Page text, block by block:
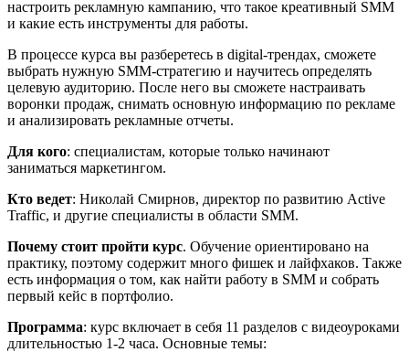
настроить рекламную кампанию, что такое креативный SMM
и какие есть инструменты для работы.
В процессе курса вы разберетесь в digital-трендах, сможете
выбрать нужную SMM-стратегию и научитесь определять
целевую аудиторию. После него вы сможете настраивать
воронки продаж, снимать основную информацию по рекламе
и анализировать рекламные отчеты.
Для кого: специалистам, которые только начинают
заниматься маркетингом.
Кто ведет: Николай Смирнов, директор по развитию Active
Traffic, и другие специалисты в области SMM.
Почему стоит пройти курс. Обучение ориентировано на
практику, поэтому содержит много фишек и лайфхаков. Также
есть информация о том, как найти работу в SMM и собрать
первый кейс в портфолио.
Программа: курс включает в себя 11 разделов с видеоуроками
длительностью 1-2 часа. Основные темы: